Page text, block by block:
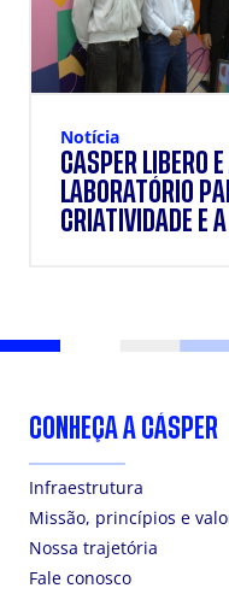
Notícia
CÁSPER LÍBERO
LABORATÓRIO
CRIATIVIDADE E
CONHEÇA A CÁSPER
Infraestrutura
Missão, princípios e
Nossa trajetória
Fale conosco